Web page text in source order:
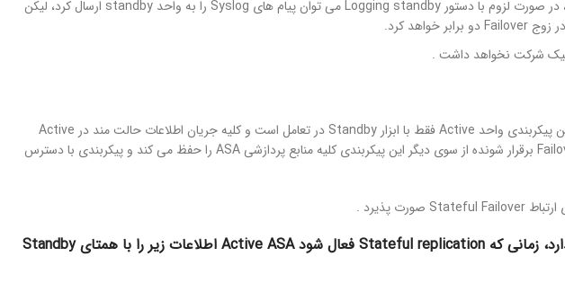
Logging standby می توان پیام های Syslog را به واحد standby ارسال کرد، لیکن
به صورت پیش فرض فرایند Failover رفتار حالت مندی ندارد، در این پیکربندی واحد Active فقط با ابزار Standby در تعامل است و کلیه جریان اطلاعات حالت مند در Active
ASA باقی می ماند، بنابراین تمامی ارتباطات باید مجددا بر روی Failover برقرار شونده از سوی دیگر این پیکربندی کلیه منابع پردازشی ASA را حفظ می کند و پیکربندی با دسترس
Stateful Failover در برنامه سیسکو 5505 ASA وجود ندارد، زمانی که Stateful replication فعال شود Active ASA اطلاعات زیر را با همتای Standby